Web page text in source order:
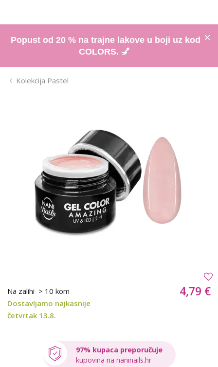
Popust od 20 % na trajne lakove u boji uz kod
COLORS. 💅
Kolekcija Pastel
Na zalihi > 10 kom
Dostavljamo najkasnije
četvrtak 13.8.
4,79 €
97% kupaca preporučuje
kupovina na naninails.hr